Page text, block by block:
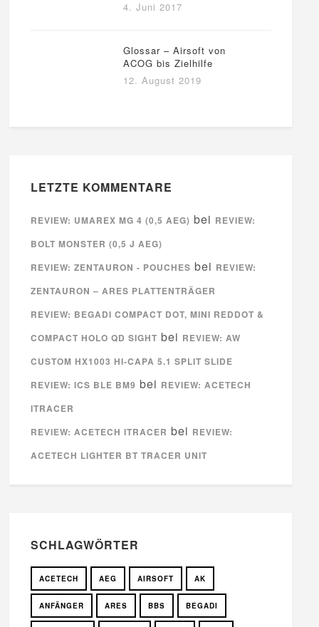
4. Juni 2017
Glossar – Airsoft von
ACOG bis Zielhilfe
12. August 2019
LETZTE KOMMENTARE
REVIEW: UMAREX MG 4 (0,5 AEG) bei REVIEW:
BOLT MONSTER (0,5 J AEG)
REVIEW: ZENTAURON - POUCHES bei REVIEW:
ZENTAURON – ARES PLATTENTRÄGER
REVIEW: BEGADI COMPACT DOT, MINI REDDOT &
COMPACT HOLO QD SIGHT bei REVIEW: AW
CUSTOM HX1003 HI-CAPA 5.1 SPLIT SLIDE
REVIEW: ICS BLE BM9 bei REVIEW: ACETECH
ITRACER
REVIEW: ACETECH ITRACER bei REVIEW:
ACETECH LIGHTER BT TRACER UNIT
SCHLAGWÖRTER
ACETECH AEG AIRSOFT AK
ANFÄNGER ARES BBS BEGADI